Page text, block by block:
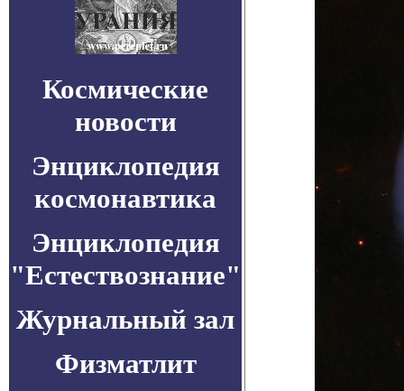
Космические
новости
Энциклопедия
космонавтика
Энциклопедия
"Естествознание"
Журнальный зал
Физматлит